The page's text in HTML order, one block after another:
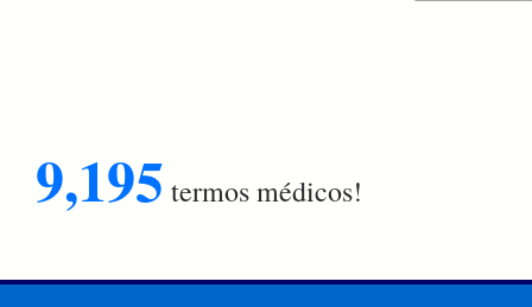
9,195 termos médicos!